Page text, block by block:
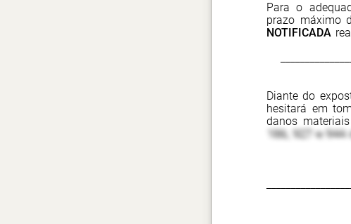
Para o
prazo máximo
NOTIFICADA
Diante do
hesitará em
danos
186, 927 e 944